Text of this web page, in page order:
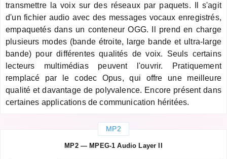
transmettre la voix sur des réseaux par paquets. Il s'agit
d'un fichier audio avec des messages vocaux enregistrés,
empaquetés dans un conteneur OGG. Il prend en charge
plusieurs modes (bande étroite, large bande et ultra-large
bande) pour différentes qualités de voix. Seuls certains
lecteurs multimédias peuvent l'ouvrir. Pratiquement
remplacé par le codec Opus, qui offre une meilleure
qualité et davantage de polyvalence. Encore présent dans
certaines applications de communication héritées.
MP2
MP2 — MPEG-1 Audio Layer II